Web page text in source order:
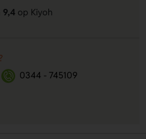
9,4op Kiyoh
0344 - 745109